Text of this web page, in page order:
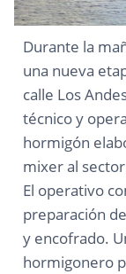
Durante la
una nueva
calle Los
técnico y
hormigón
mixer al
El operativo
preparación
y encofrado.
hormigonero